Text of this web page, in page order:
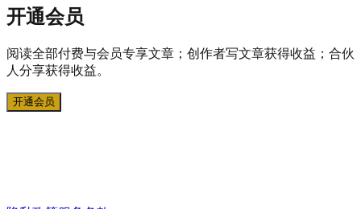
开通会员
阅读全部付费与会员专享文章；创作者写文章获得收益；合伙
人分享获得收益。
开通会员